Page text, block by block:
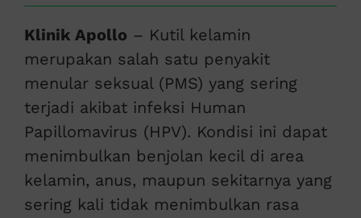
Klinik Apollo – Kutil kelamin
merupakan salah satu penyakit
menular seksual (PMS) yang sering
terjadi akibat infeksi Human
Papillomavirus (HPV). Kondisi ini dapat
menimbulkan benjolan kecil di area
kelamin, anus, maupun sekitarnya yang
sering kali tidak menimbulkan rasa